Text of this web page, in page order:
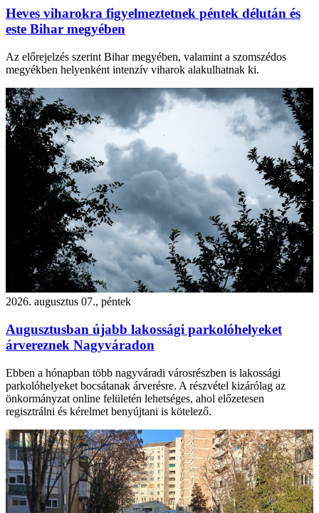
Heves viharokra figyelmeztetnek péntek délután és
este Bihar megyében
Az előrejelzés szerint Bihar megyében, valamint a szomszédos
megyékben helyenként intenzív viharok alakulhatnak ki.
2026. augusztus 07., péntek
Augusztusban újabb lakossági parkolóhelyeket
árvereznek Nagyváradon
Ebben a hónapban több nagyváradi városrészben is lakossági
parkolóhelyeket bocsátanak árverésre. A részvétel kizárólag az
önkormányzat online felületén lehetséges, ahol előzetesen
regisztrálni és kérelmet benyújtani is kötelező.